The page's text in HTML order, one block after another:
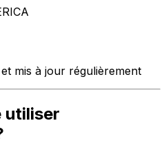
mis à jour régulièrement
utiliser